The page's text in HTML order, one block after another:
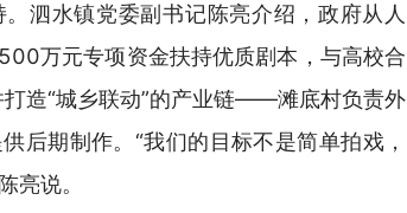
泗水镇党委副书记陈亮介绍，政府从人
万元专项资金扶持优质剧本，与高校合
造“城乡联动”的产业链——滩底村负责外
后期制作。“我们的目标不是简单拍戏，
亮说。